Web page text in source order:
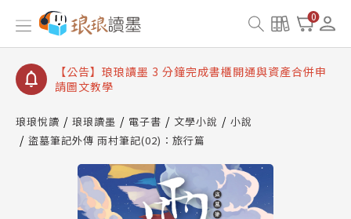
0
【公告】琅琅讀墨數位閱讀資產合併與書櫃開通申請
【公告】琅琅讀墨書櫃開通常見問題
【公告】琅琅讀墨 3 分鐘完成書櫃開通與資產合併申
請圖文教學
查詢
【公告】琅琅讀墨數位閱讀資產合併與書櫃開通申請
琅琅悅讀 琅琅讀墨 電子書 文學小說
小說
盜墓筆記外傳 雨村筆記(02)：旅行篇